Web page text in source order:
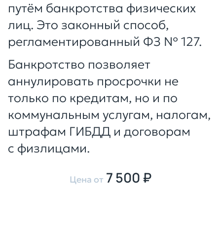
путём банкротства физических
лиц. Это законный способ,
регламентированный ФЗ № 127.
Банкротство позволяет
аннулировать просрочки не
только по кредитам, но и по
коммунальным услугам, налогам,
штрафам ГИБДД и договорам
с физлицами.
Цена от 7 500 ₽